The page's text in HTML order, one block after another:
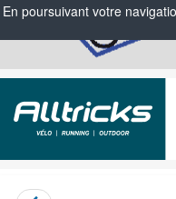
En poursuivant votre